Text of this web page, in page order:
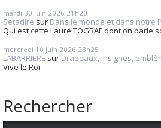
mardi 30 juin 2026 21h20
Setadire sur Dans le monde et dans notre
Qui est cette Laure TOGRAF dont on parle
mercredi 10 juin 2026 23h25
LABARRIERE sur Drapeaux, insignes,
Vive le Roi
Rechercher